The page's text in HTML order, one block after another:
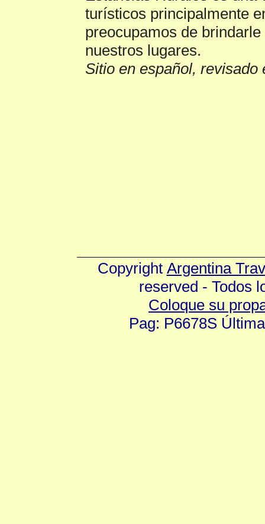
turísticos principalmente
preocupamos de
nuestros lugares.
Sitio en español, revisado
Copyright Argentina
reserved - Todos
Coloque su
Pag: P6678S